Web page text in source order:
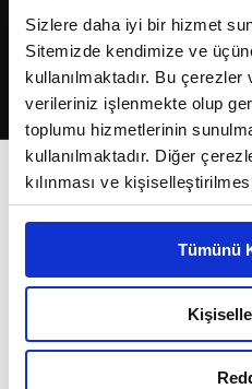
Sizlere daha iyi bir hizmet
Sitemizde kendimize ve
kullanılmaktadır. Bu
verileriniz işlenmekte olup
toplumu hizmetlerinin
kullanılmaktadır. Diğer
kılınması ve
reklam/pazarlama
Çerezlere ilişkin tercihlerinizi
belirleyebilirsiniz. Çerezlere
Ayarlar butonuna tıklayabilir,
Metnimizi ziyaret
Tümünü
2026Fikriyat. Tüm hakları